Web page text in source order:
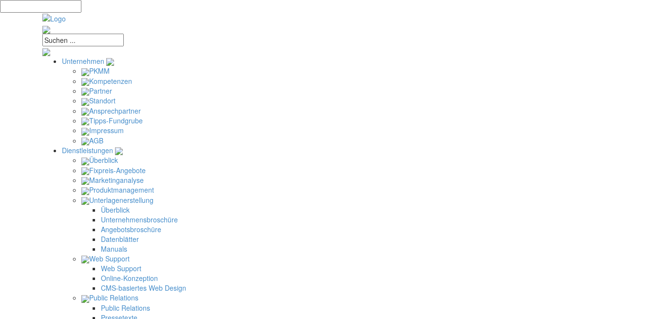
Unternehmen
PKMM
Kompetenzen
Partner
Standort
Ansprechpartner
Tipps-Fundgrube
Impressum
AGB
Dienstleistungen
Überblick
Fixpreis-Angebote
Marketinganalyse
Produktmanagement
Unterlagenerstellung
Überblick
Unternehmensbroschüre
Angebotsbroschüre
Datenblätter
Manuals
Web Support
Web Support
Online-Konzeption
CMS-basiertes Web Design
Public Relations
Public Relations